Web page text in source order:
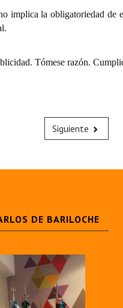
implica la obligatoriedad de
Tómese razón.
Siguiente
DE BARILOCHE